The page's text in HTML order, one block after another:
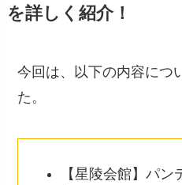
を詳しく紹介！
今回は、以下の内容につ
た。
【星陵会館】パ